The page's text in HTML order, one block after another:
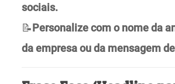
sociais.
📝Personalize com o nome da
da empresa ou da mensagem